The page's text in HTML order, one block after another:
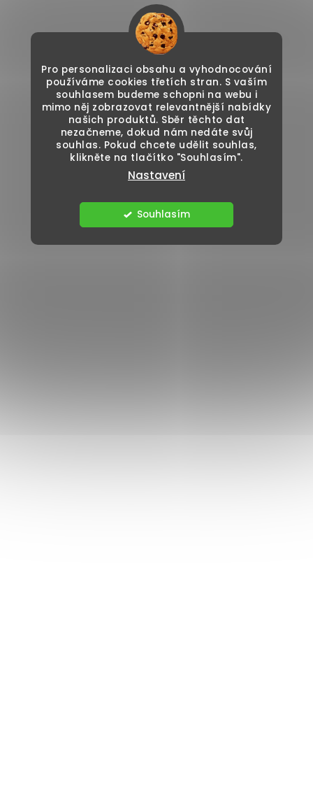
Pro personalizaci obsahu a vyhodnocování
používáme cookies třetích stran. S vaším
souhlasem budeme schopni na webu i
mimo něj zobrazovat relevantnější nabídky
našich produktů. Sběr těchto dat
nezačneme, dokud nám nedáte svůj
souhlas. Pokud chcete udělit souhlas,
klikněte na tlačítko "Souhlasím".
Nastavení
Souhlasím